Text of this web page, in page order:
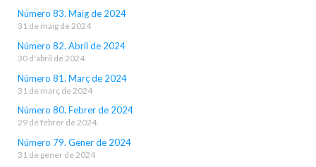
Número 83. Maig de 2024
31 de maig de 2024
Número 82. Abril de 2024
30 d'abril de 2024
Número 81. Març de 2024
31 de març de 2024
Número 80. Febrer de 2024
29 de febrer de 2024
Número 79. Gener de 2024
31 de gener de 2024